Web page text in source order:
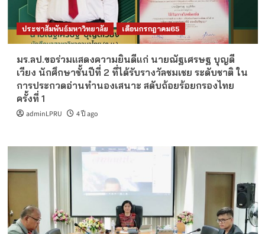
ประชาสัมพันธ์มหาวิทยาลัย เดือนกรกฎาคม65
มร.ลป.ขอร่วมแสดงความยินดีแก่ นายณัฐเศรษฐ บุญดี
เวียง นักศึกษาชั้นปีที่ 2 ที่ได้รับรางวัลชมเชย ระดับชาติ ใน
การประกวดอ่านทำนองเสนาะ สดับถ้อยร้อยกรองไทย
ครั้งที่ 1
adminLPRU 4 ปี ago